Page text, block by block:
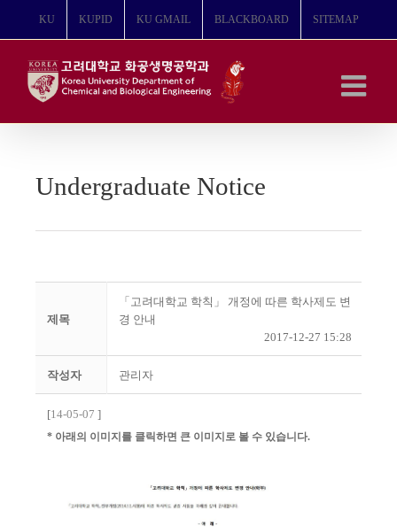
뛰
KU KUPID KU GMAIL BLACKBOARD SITEMAP
Undergraduate Notice
제목
「고려대학교 학칙」 개정에 따른 학사제도 변
경 안내
2017-12-27 15:28
작성자 관리자
[14-05-07 ]
* 아래의 이미지를 클릭하면 큰 이미지로 볼 수 있습니다.